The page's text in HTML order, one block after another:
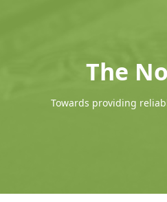
The
Towards providing